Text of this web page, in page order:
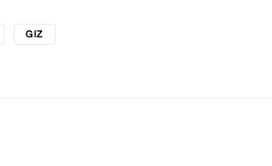
GIZ